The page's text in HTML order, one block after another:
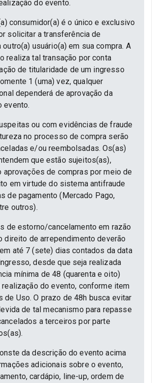
do evento.
consumidor(a) é o único e exclusivo
solicitar a transferência de
usuário(a) em sua compra. A
realiza tal transação por conta
de titularidade de um ingresso
1 (uma) vez, qualquer
dependerá de aprovação da
evento.
ou com evidências de fraude
no processo de compra serão
e/ou reembolsadas. Os(as)
que estão sujeitos(as),
aprovações de compras por meio de
em virtude do sistema antifraude
de pagamento (Mercado Pago,
outros).
de estorno/cancelamento em razão
direito de arrependimento deverão
até 7 (sete) dias contados da data
desde que seja realizada
mínima de 48 (quarenta e oito)
do evento, conforme item
de Uso. O prazo de 48h busca evitar
de tal mecanismo para repasse
a terceiros por parte
da descrição do evento acima
adicionais sobre o evento,
cardápio, line-up, ordem de